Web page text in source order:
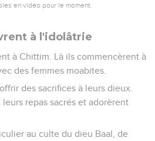
en vidéo pour le moment.
à l'idolâtrie
à Chittim. Là ils commencèrent à
des femmes moabites.
des sacrifices à leurs dieux.
repas sacrés et adorèrent
au culte du dieu Baal, de